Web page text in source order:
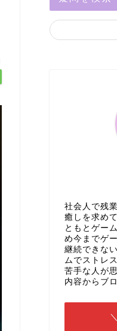
社会人で残
癒しを求め
ともとゲー
め今までゲ
継続できな
ムでストレ
苦手な人が
内容からブ